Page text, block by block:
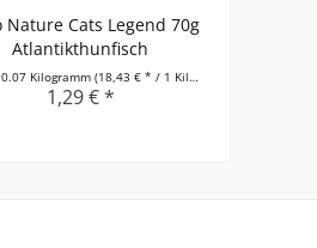
Nature Cats Legend 70g
Atlantikthunfisch
0.07 Kilogramm (18,43 € * / 1 Kilogramm)
1,29 € *